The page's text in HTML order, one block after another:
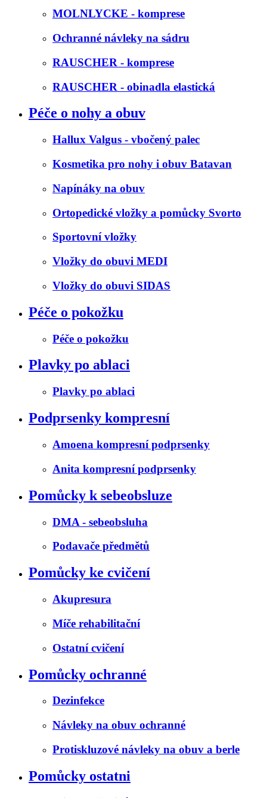
MOLNLYCKE - komprese
Ochranné návleky na sádru
RAUSCHER - komprese
RAUSCHER - obinadla elastická
Péče o nohy a obuv
Hallux Valgus - vbočený palec
Kosmetika pro nohy i obuv Batavan
Napínáky na obuv
Ortopedické vložky a pomůcky Svorto
Sportovní vložky
Vložky do obuvi MEDI
Vložky do obuvi SIDAS
Péče o pokožku
Péče o pokožku
Plavky po ablaci
Plavky po ablaci
Podprsenky kompresní
Amoena kompresní podprsenky
Anita kompresní podprsenky
Pomůcky k sebeobsluze
DMA - sebeobsluha
Podavače předmětů
Pomůcky ke cvičení
Akupresura
Míče rehabilitační
Ostatní cvičení
Pomůcky ochranné
Dezinfekce
Návleky na obuv ochranné
Protiskluzové návleky na obuv a berle
Pomůcky ostatni